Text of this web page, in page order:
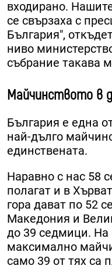
входирано.
се свързаха с
България",
ниво
събрание такава
Майчинството в
България е една
най-дълго
единствената.
Наравно с нас 58
полагат и в
гора дават по 52
Македония и
до 39 седмици.
максимално
само 39 от тях са